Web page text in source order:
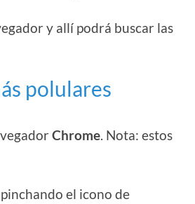
y allí podrá buscar las
polulares
Chrome. Nota: estos
el icono de